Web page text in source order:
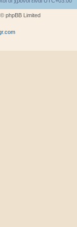
phpBB Limited